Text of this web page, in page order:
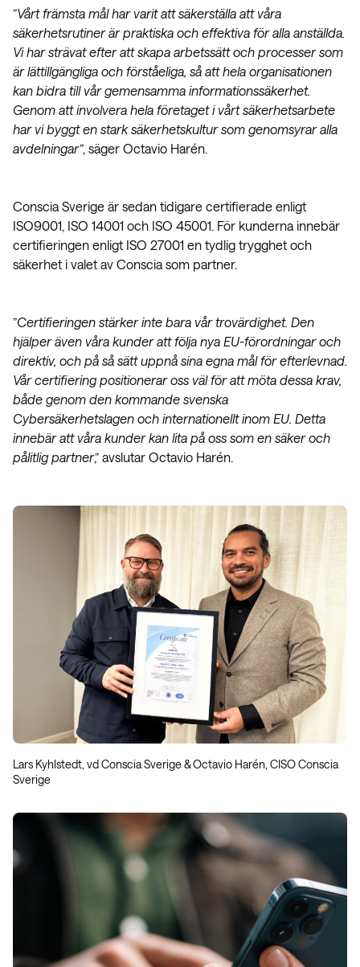
”Vårt främsta mål har varit att säkerställa att våra
säkerhetsrutiner är praktiska och effektiva för alla anställda.
Vi har strävat efter att skapa arbetssätt och processer som
är lättillgängliga och förståeliga, så att hela organisationen
kan bidra till vår gemensamma informationssäkerhet.
Genom att involvera hela företaget i vårt säkerhetsarbete
har vi byggt en stark säkerhetskultur som genomsyrar alla
avdelningar”, säger Octavio Harén.
Conscia Sverige är sedan tidigare certifierade enligt
ISO9001, ISO 14001 och ISO 45001. För kunderna innebär
certifieringen enligt ISO 27001 en tydlig trygghet och
säkerhet i valet av Conscia som partner.
”Certifieringen stärker inte bara vår trovärdighet. Den
hjälper även våra kunder att följa nya EU-förordningar och
direktiv, och på så sätt uppnå sina egna mål för efterlevnad.
Vår certifiering positionerar oss väl för att möta dessa krav,
både genom den kommande svenska
Cybersäkerhetslagen och internationellt inom EU. Detta
innebär att våra kunder kan lita på oss som en säker och
pålitlig partner,” avslutar Octavio Harén.
Lars Kyhlstedt, vd Conscia Sverige & Octavio Harén, CISO Conscia
Sverige